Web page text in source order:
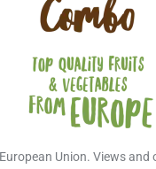
Union. Views and